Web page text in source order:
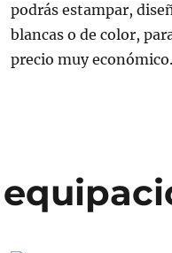
podrás estampar,
blancas o de color,
precio muy económico.